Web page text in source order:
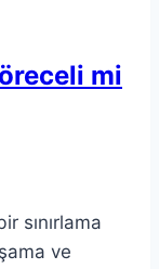
mi
sınırlama
ve